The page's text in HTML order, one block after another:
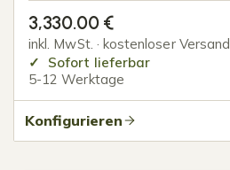
3,330.00 €
inkl. MwSt. · kostenloser Versand
Sofort lieferbar
5-12 Werktage
Konfigurieren